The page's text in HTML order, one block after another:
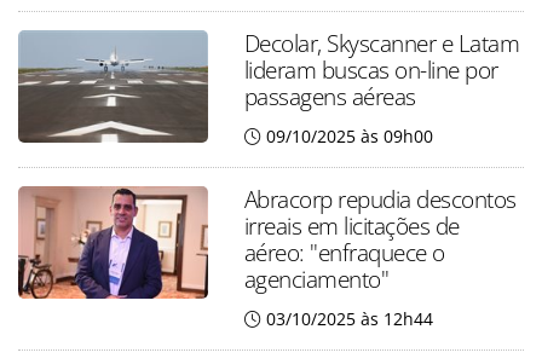
Decolar, Skyscanner e Latam
lideram buscas on-line por
passagens aéreas
09/10/2025 às 09h00
Abracorp repudia descontos
irreais em licitações de
aéreo: "enfraquece o
agenciamento"
03/10/2025 às 12h44